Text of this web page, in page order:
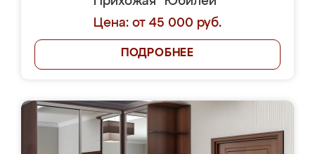
Цена: от 45 000 руб.
ПОДРОБНЕЕ